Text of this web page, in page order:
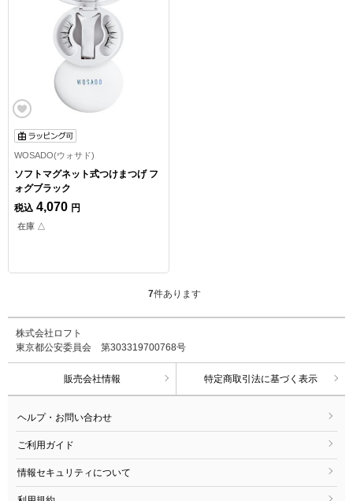
WOSADO(ウォサド)
ソフトマグネット式つけまつげ フ
ォグブラック
税込 4,070 円
在庫 △
7件あります
株式会社ロフト
東京都公安委員会 第303319700768号
販売会社情報 特定商取引法に基づく表示
ヘルプ・お問い合わせ
ご利用ガイド
情報セキュリティについて